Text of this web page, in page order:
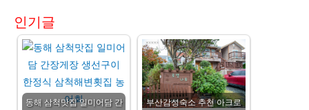
인기글
동해 삼척맛집 일미어담 간
부산감성숙소 추천 아크로